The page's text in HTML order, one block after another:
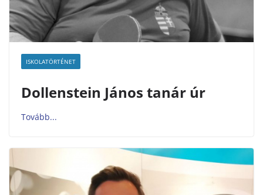
ISKOLATÖRTÉNET
Dollenstein János tanár úr